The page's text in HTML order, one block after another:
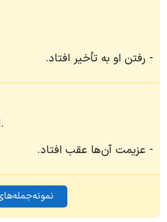
رفتن او به تأخیر افتاد.
عزیمت آن‌ها عقب افتاد.